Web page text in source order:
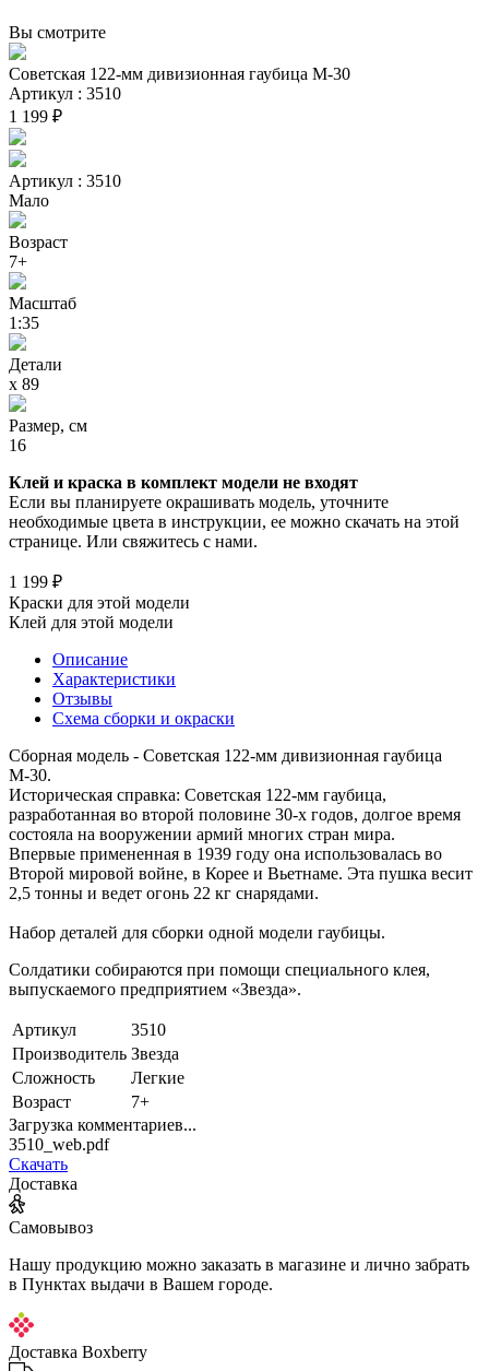
Вы смотрите
Советская 122-мм дивизионная гаубица М-30
Артикул : 3510
1 199 ₽
Артикул : 3510
Мало
Возраст
7+
Масштаб
1:35
Детали
х 89
Размер, см
16
Клей и краска в комплект модели не входят
Если вы планируете окрашивать модель, уточните
необходимые цвета в инструкции, ее можно скачать на этой
странице. Или свяжитесь с нами.
1 199 ₽
Краски для этой модели
Клей для этой модели
Описание
Характеристики
Отзывы
Схема сборки и окраски
Сборная модель - Советская 122-мм дивизионная гаубица
М-30.
Историческая справка: Советская 122-мм гаубица,
разработанная во второй половине 30-х годов, долгое время
состояла на вооружении армий многих стран мира.
Впервые примененная в 1939 году она использовалась во
Второй мировой войне, в Корее и Вьетнаме. Эта пушка весит
2,5 тонны и ведет огонь 22 кг снарядами.
Набор деталей для сборки одной модели гаубицы.
Солдатики собираются при помощи специального клея,
выпускаемого предприятием «Звезда».
Артикул
3510
Производитель Звезда
Сложность
Легкие
Возраст
7+
Загрузка комментариев...
3510_web.pdf
Скачать
Доставка
Самовывоз
Нашу продукцию можно заказать в магазине и лично забрать
в Пунктах выдачи в Вашем городе.
Доставка Boxberry